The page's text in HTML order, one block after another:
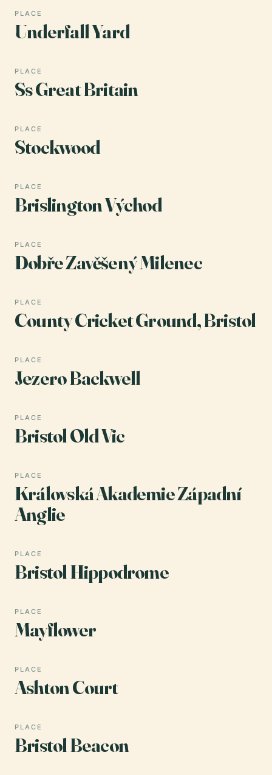
PLACE
Underfall Yard
PLACE
Ss Great Britain
PLACE
Stockwood
PLACE
Brislington Východ
PLACE
Dobře Zavěšený Milenec
PLACE
County Cricket Ground, Bristol
PLACE
Jezero Backwell
PLACE
Bristol Old Vic
PLACE
Královská Akademie Západní
Anglie
PLACE
Bristol Hippodrome
PLACE
Mayflower
PLACE
Ashton Court
PLACE
Bristol Beacon